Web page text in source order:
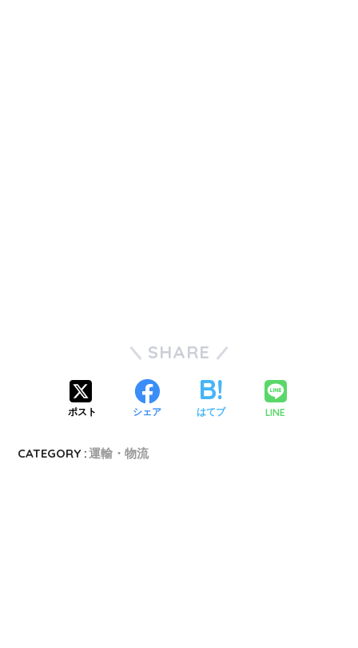
SHARE
ポスト シェア はてブ LINE
CATEGORY :運輸・物流